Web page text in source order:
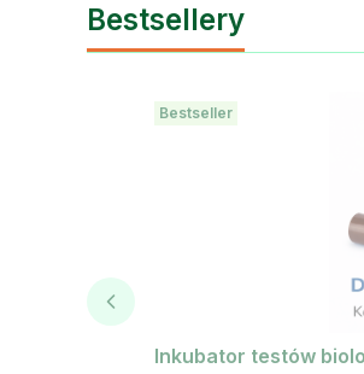
Bestsellery
Bestseller
Inkubator testów